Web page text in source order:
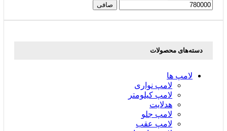
صافی
دسته‌های محصولات
لامپ ها
لامپ نواری
لامپ کیلومتر
هدلایت
لامپ جلو
لامپ عقب